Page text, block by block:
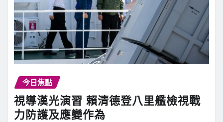
今日焦點
視導漢光演習 賴清德登八里艦檢視戰
力防護及應變作為